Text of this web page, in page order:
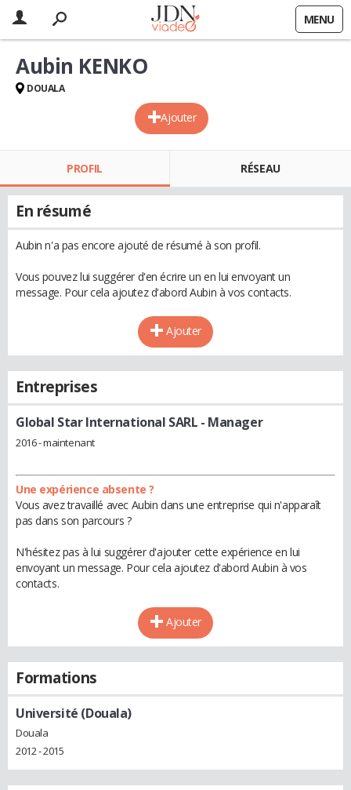
MENU
Ajouter
Aubin KENKO
DOUALA
PROFIL RÉSEAU
En résumé
Aubin n'a pas encore ajouté de résumé à son profil.
Vous pouvez lui suggérer d'en écrire un en lui envoyant un
message. Pour cela ajoutez d'abord Aubin à vos contacts.
Ajouter
Entreprises
Global Star International SARL - Manager
2016 - maintenant
Une expérience absente ?
Vous avez travaillé avec Aubin dans une entreprise qui n'apparaît
pas dans son parcours ?
N'hésitez pas à lui suggérer d'ajouter cette expérience en lui
envoyant un message. Pour cela ajoutez d'abord Aubin à vos
contacts.
Ajouter
Formations
Université (Douala)
Douala
2012 - 2015